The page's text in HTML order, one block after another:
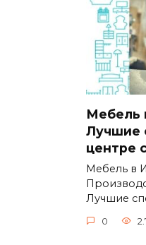
Мебель
Лучшие
центре
Мебель в
Лучшие
0